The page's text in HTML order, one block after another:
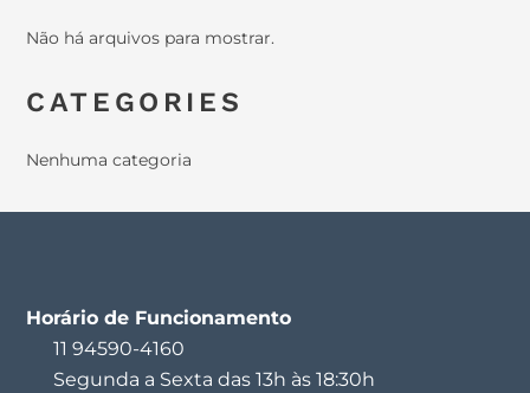
Não há arquivos para mostrar.
CATEGORIES
Nenhuma categoria
Horário de Funcionamento
11 94590-4160
Segunda a Sexta das 13h às 18:30h